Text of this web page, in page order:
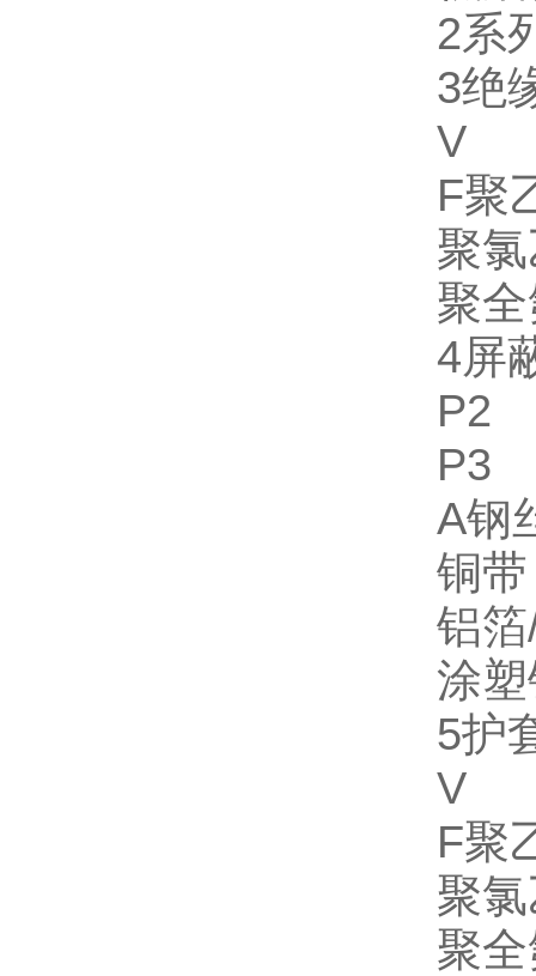
2系
3绝
V
F聚
聚
聚
4屏
P2
P3
A钢
铜带
铝
涂
5护
V
F聚
聚
聚